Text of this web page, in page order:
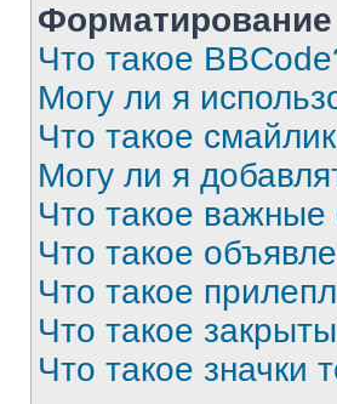
Что такое
Могу ли я
Что такое
Могу ли я
Что такое
Что такое
Что такое
Что такое
Что такое значки